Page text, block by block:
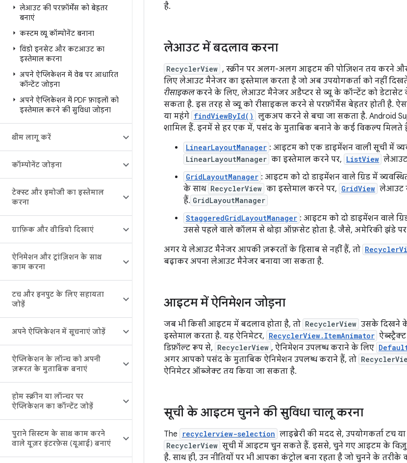
लेआउट की परफ़ॉर्मेंस को बेहतर
बनाएं
कस्टम व्यू कॉम्पोनेंट बनाना
विंडो इनसेट और कटआउट का
इस्तेमाल करना
अपने ऐप्लिकेशन में वेब पर आधारित
कॉन्टेंट जोड़ना
अपने ऐप्लिकेशन में PDF फ़ाइलों को
इस्तेमाल करने की सुविधा जोड़ना
थीम लागू करें
कॉम्पोनेंट जोड़ना
टेक्स्ट और इमोजी का इस्तेमाल
करना
ग्राफ़िक और वीडियो दिखाएं
ऐनिमेशन और ट्रांज़िशन के साथ
काम करना
टच और इनपुट के लिए सहायता
जोड़ें
अपने ऐप्लिकेशन में सूचनाएं जोड़ें
ऐप्लिकेशन के लॉन्च को अपनी
ज़रूरत के मुताबिक बनाएं
होम स्क्रीन या लॉन्चर पर
ऐप्लिकेशन का कॉन्टेंट जोड़ें
पुराने सिस्टम के साथ काम करने
वाले यूज़र इंटरफ़ेस (यूआई) बनाएं
है.
लेआउट में बदलाव करना
RecyclerView , स्क्रीन पर अलग-अलग आइटम की पोज़िशन तय करने
लिए लेआउट मैनेजर का इस्तेमाल करता है जो अब उपयोगकर्ता को नहीं
रीसाइकलकरने के लिए, लेआउट मैनेजर अडैप्टर से व्यू के कॉन्टेंट को
सकता है. इस तरह से व्यू को रीसाइकल करने से परफ़ॉर्मेंस बेहतर होती है.
या महंगे findViewById() लुकअप करने से बचा जा सकता है. Android
शामिल हैं. इनमें से हर एक में, पसंद के मुताबिक बनाने के कई विकल्प मिलते
LinearLayoutManager : आइटम को एक डाइमेंशन वाली सूची में
LinearLayoutManager का इस्तेमाल करने पर, ListView लेआउट
GridLayoutManager : आइटम को दो डाइमेंशन वाले ग्रिड में
के साथ RecyclerView का इस्तेमाल करने पर, GridView लेआउट
हैं. GridLayoutManager
StaggeredGridLayoutManager : आइटम को दो डाइमेंशन वाले
उससे पहले वाले कॉलम से थोड़ा ऑफ़सेट होता है. जैसे, अमेरिकी झंडे पर
अगर ये लेआउट मैनेजर आपकी ज़रूरतों के हिसाब से नहीं हैं, तो
बढ़ाकर अपना लेआउट मैनेजर बनाया जा सकता है.
आइटम में ऐनिमेशन जोड़ना
जब भी किसी आइटम में बदलाव होता है, तो RecyclerView उसके दिखने
इस्तेमाल करता है. यह ऐनिमेटर, RecyclerView.ItemAnimator
डिफ़ॉल्ट रूप से, RecyclerView , ऐनिमेशन उपलब्ध कराने के लिए
अगर आपको पसंद के मुताबिक ऐनिमेशन उपलब्ध कराने हैं, तो
ऐनिमेटर ऑब्जेक्ट तय किया जा सकता है.
सूची के आइटम चुनने की सुविधा चालू करना
The recyclerview-selection लाइब्रेरी की मदद से, उपयोगकर्ता टच
RecyclerView सूची में आइटम चुन सकते हैं. इससे, चुने गए आइटम के
है. साथ ही, उन नीतियों पर भी आपका कंट्रोल बना रहता है जो चुनने के